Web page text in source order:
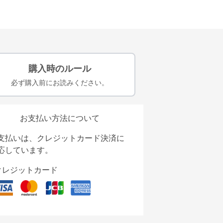
購入時のルール
必ず購入前にお読みください。
お支払い方法について
払いは、クレジットカード決済に
しています。
レジットカード